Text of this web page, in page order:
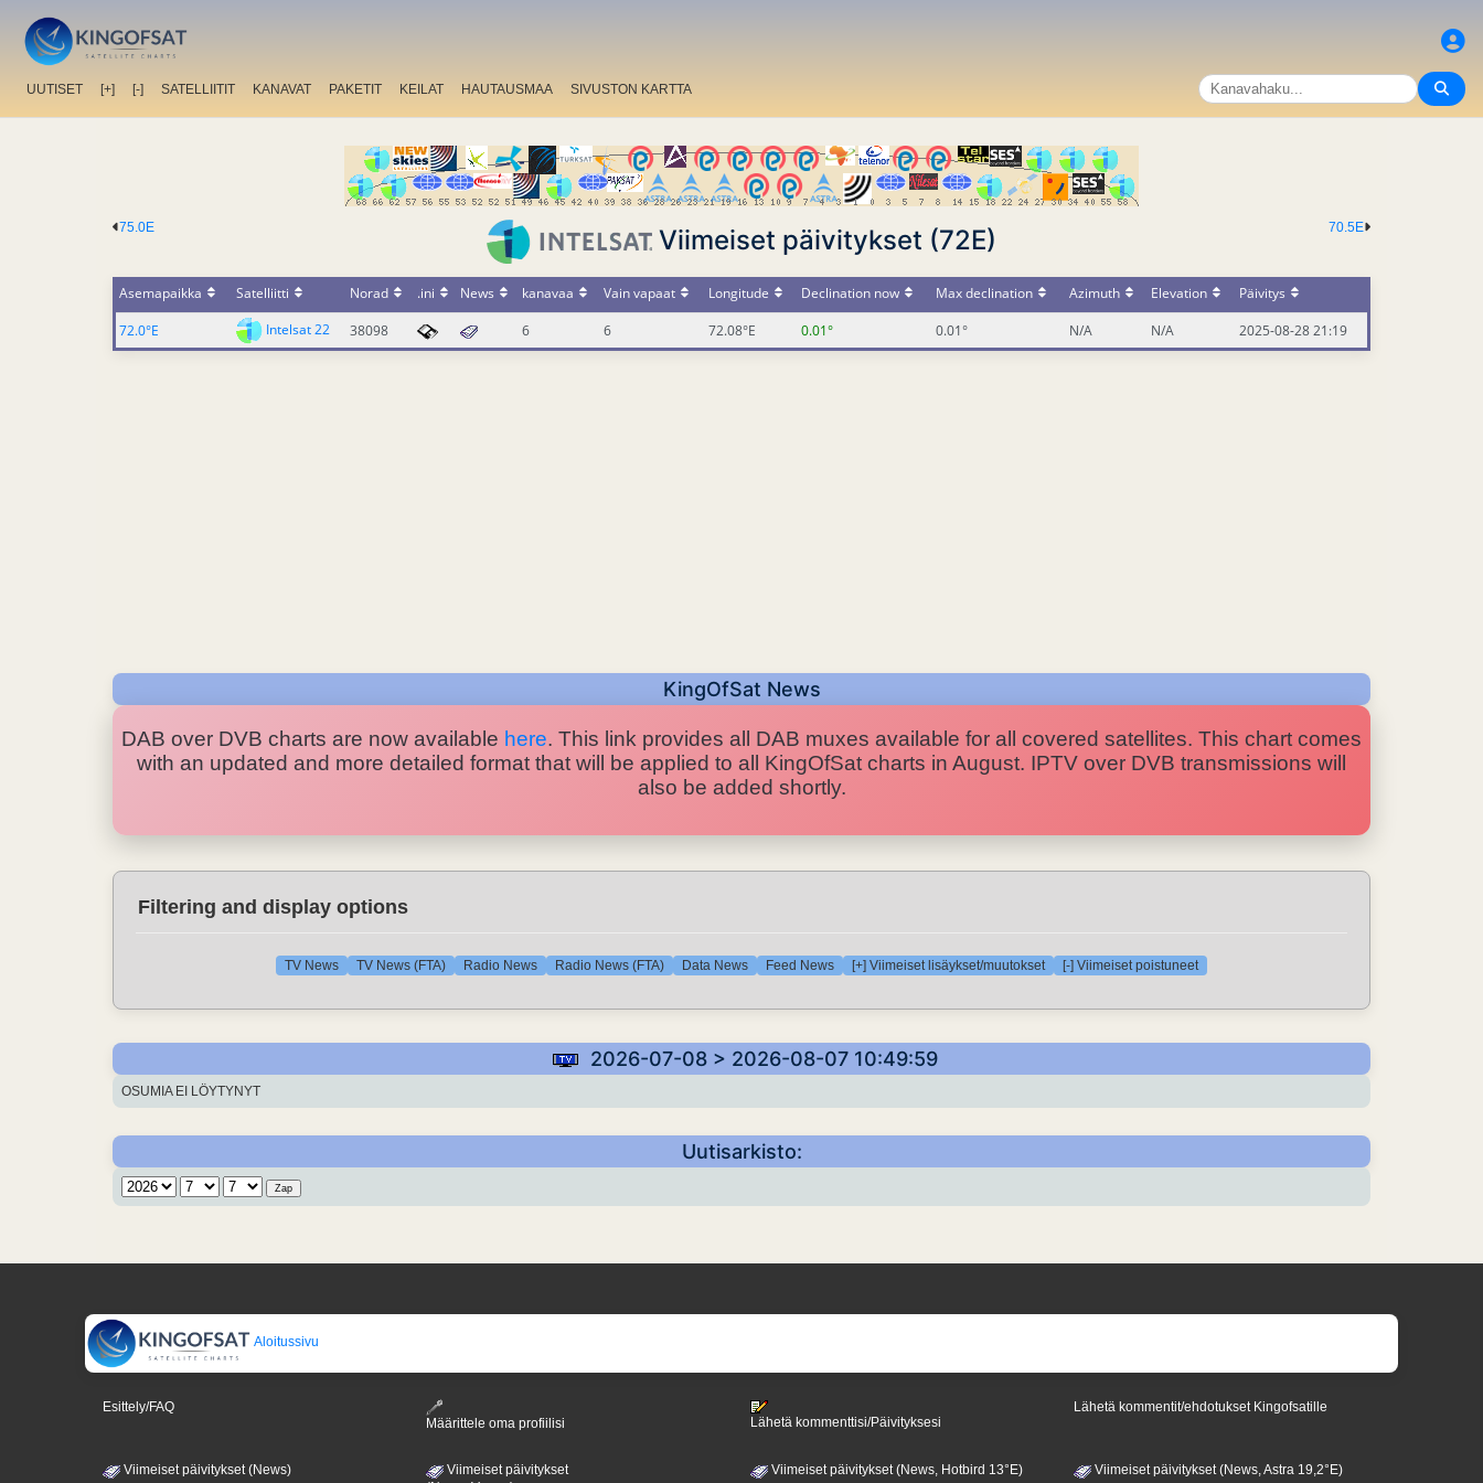
UUTISET [+] [-] SATELLIITIT KANAVAT PAKETIT KEILAT HAUTAUSMAA SIVUSTON KARTTA
70.5E
75.0E Viimeiset päivitykset (72E)
Asemapaikka Satelliitti Norad .ini News kanavaa Vain vapaat Longitude Declination now Max declination Azimuth Elevation
Päivitys
72.0°E
Intelsat 22 38098 6 6 72.08°E 0.01° 0.01° N/A N/A 2025-08-28 21:19
KingOfSat News
DAB over DVB charts are now available here. This link provides all DAB muxes available for all covered satellites. This chart comes
with an updated and more detailed format that will be applied to all KingOfSat charts in August. IPTV over DVB transmissions will
also be added shortly.
Filtering and display options
TV News TV News (FTA) Radio News Radio News (FTA) Data News Feed News [+] Viimeiset lisäykset/muutokset [-] Viimeiset poistuneet
2026-07-08 > 2026-08-07 10:49:59
OSUMIA EI LÖYTYNYT
Uutisarkisto:
Aloitussivu
Esittely/FAQ
Määrittele oma profiilisi
Lähetä kommenttisi/Päivityksesi
Lähetä kommentit/ehdotukset Kingofsatille
Viimeiset päivitykset (News)
Viimeiset päivitykset
Viimeiset päivitykset (News, Hotbird 13°E) Viimeiset päivitykset (News, Astra 19,2°E)